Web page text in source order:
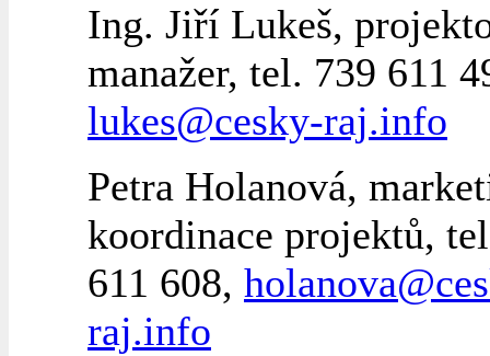
Ing. Jiří Lukeš,
manažer, tel. 739 611
lukes@cesky-raj.info
Petra Holanová,
koordinace projektů,
611 608,
raj.info